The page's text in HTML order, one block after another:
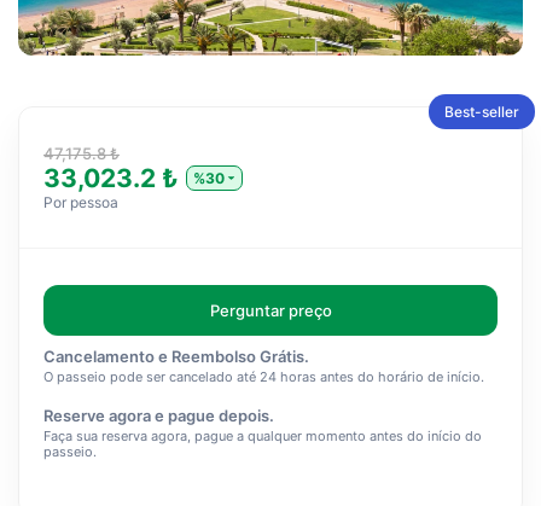
Best-seller
47,175.8 ₺
33,023.2 ₺
%30
Por pessoa
Perguntar preço
Cancelamento e Reembolso Grátis.
O passeio pode ser cancelado até 24 horas antes do horário de início.
Reserve agora e pague depois.
Faça sua reserva agora, pague a qualquer momento antes do início do
passeio.